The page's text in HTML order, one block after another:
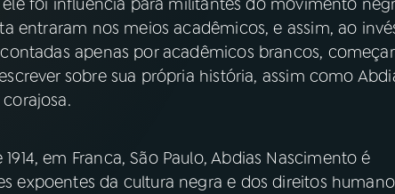
entraram nos meios acadêmicos, e assim, ao
apenas por acadêmicos brancos,
sobre sua própria história, assim como
em Franca, São Paulo, Abdias Nascimento é
expoentes da cultura negra e dos direitos